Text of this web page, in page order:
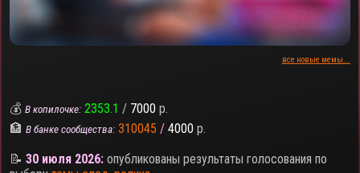
все новые мемы...
💰В копилочке: 2353.1 / 7000 р.
🏦В банке сообщества: 310045 / 4000 р.
📝30 июля 2026: опубликованы результаты голосования по